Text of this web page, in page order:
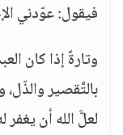
فيقول: عوّدني
وتارةً إذا كان
بالتَّقصير
لعلَّ الله أن يغفر